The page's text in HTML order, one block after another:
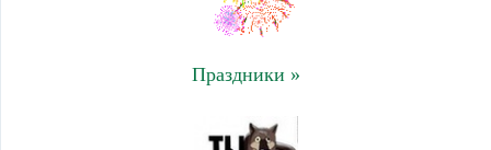
Праздники »